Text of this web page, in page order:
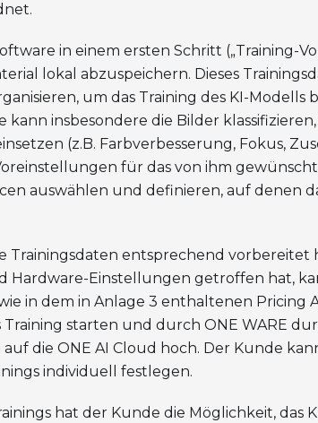
in einem ersten Schritt („Training-
lokal abzuspeichern. Dieses
um das Training des KI-Modells
insbesondere die Bilder
(z.B. Farbverbesserung, Fokus,
für das von ihm
auswählen und definieren, auf denen
Trainingsdaten entsprechend vorbereitet
Hardware-Einstellungen getroffen hat,
in dem in Anlage 3 enthaltenen Pricing
Training starten und durch ONE WARE
die ONE AI Cloud hoch. Der Kunde
individuell festlegen.
hat der Kunde die Möglichkeit, das